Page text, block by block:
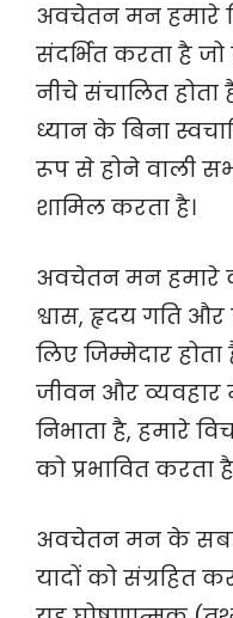
अवचेतन मन हमारे
संदर्भित करता है
नीचे संचालित होता
ध्यान के बिना
रूप से होने वाली
शामिल करता है।
अवचेतन मन हमारे
श्वास, हृदय गति
लिए जिम्मेदार
जीवन और व्यवहार
निभाता है, हमारे
को प्रभावित करता
अवचेतन मन के सबसे
यादों को संग्रहित